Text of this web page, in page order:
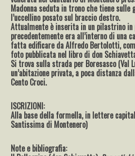
Madonna seduta in trono che tiene sulle
l’uccellino posato sul braccio destro.
Attualmente è inserita in un pilastrino
precedentemente era all’interno di una
fatta edificare da Alfredo Bertolotti,
foto pubblicata nel libro di don
Si trova sulla strada per Boresasco (Val
un’abitazione privata, a poca distanza
Cento Croci.
ISCRIZIONI:
Alla base della formella, in lettere
Santissima di Montenero)
Note e bibliografia: